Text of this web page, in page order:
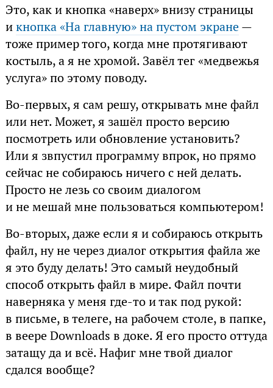
Это, как и кнопка «наверх» внизу страницы
икнопка «На главную» на пустом экране—
тоже пример того, когда мне протягивают
костыль, а я не хромой. Завёл тег «медвежья
услуга» по этому поводу.
Во-первых, я сам решу, открывать мне файл
или нет. Может, я зашёл просто версию
посмотреть или обновление установить?
Или я звпустил программу впрок, но прямо
сейчас не собираюсь ничего с ней делать.
Просто не лезь со своим диалогом
и не мешай мне пользоваться компьютером!
Во-вторых, даже если я и собираюсь открыть
файл, ну не через диалог открытия файла же
я это буду делать! Это самый неудобный
способ открыть файл в мире. Файл почти
наверняка у меня где-то и так под рукой:
в письме, в телеге, на рабочем столе, в папке,
в веере Downloads в доке. Я его просто оттуда
затащу да и всё. Нафиг мне твой диалог
сдался вообще?